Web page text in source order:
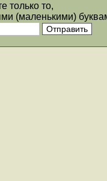
только то,
(маленькими)